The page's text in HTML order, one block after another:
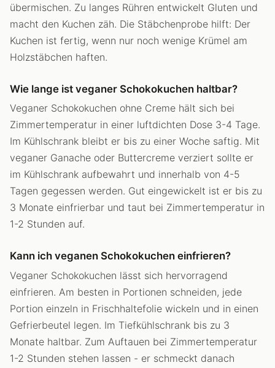
übermischen. Zu langes Rühren entwickelt Gluten und
macht den Kuchen zäh. Die Stäbchenprobe hilft: Der
Kuchen ist fertig, wenn nur noch wenige Krümel am
Holzstäbchen haften.
Wie lange ist veganer Schokokuchen haltbar?
Veganer Schokokuchen ohne Creme hält sich bei
Zimmertemperatur in einer luftdichten Dose 3-4 Tage.
Im Kühlschrank bleibt er bis zu einer Woche saftig. Mit
veganer Ganache oder Buttercreme verziert sollte er
im Kühlschrank aufbewahrt und innerhalb von 4-5
Tagen gegessen werden. Gut eingewickelt ist er bis zu
3 Monate einfrierbar und taut bei Zimmertemperatur in
1-2 Stunden auf.
Kann ich veganen Schokokuchen einfrieren?
Veganer Schokokuchen lässt sich hervorragend
einfrieren. Am besten in Portionen schneiden, jede
Portion einzeln in Frischhaltefolie wickeln und in einen
Gefrierbeutel legen. Im Tiefkühlschrank bis zu 3
Monate haltbar. Zum Auftauen bei Zimmertemperatur
1-2 Stunden stehen lassen - er schmeckt danach